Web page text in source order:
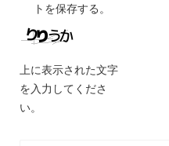
トを保存する。
上に表示された文字
を入力してくださ
い。